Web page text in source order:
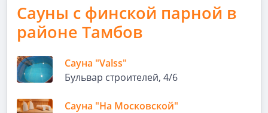
Сауны с финской парной в
районе Тамбов
Сауна "Valss"
Бульвар строителей, 4/6
Сауна "На Московской"